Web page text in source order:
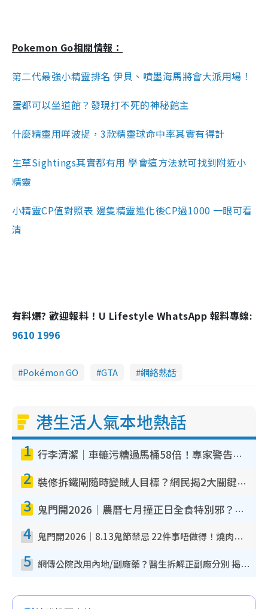
Pokemon Go相關情報：
第二代最強小精靈排名 伊貝、噴墨海馬將會大派用場！
蛋都可以坐道館？發現打不死的神秘館主
什麼精靈用咩波捉，3款精靈球命中率其實有得計
生草Sightings其實都有用 學會這方法就可找到附近小
精靈
小精靈CP值對照表 邊隻精靈進化後CP過1000 一眼可看
清
有料爆? 歡迎報料！U Lifestyle WhatsApp 報料專線:
9610 1996
Pokémon GO GTA 網絡熱話
港生活人氣本地熱話
1 行李清潔｜車轆污糟過馬桶58倍！專家警告忌用酒精抹 教1招免污手除菌
2 裝修拆鐵閘隨時變賊人目標？網民揭2大關鍵用途：裝新式等於白裝？附新舊鐵閘分別
3 鬼門開2026｜農曆七月撞正日全食特別邪？專家警告切忌做一事！揭4大禁忌+2招保平安
4 鬼門開2026｜8.13鬼節禁忌 22件事唔做得！燒肉、刺身要少食？半夜勿吹口哨/打呢個電話
5 網傳公院改用內地/副廠藥？醫生拆解正副廠分別 揭4類人換藥隨時出事